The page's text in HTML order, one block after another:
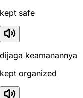
kept safe
dijaga keamanannya
kept organized